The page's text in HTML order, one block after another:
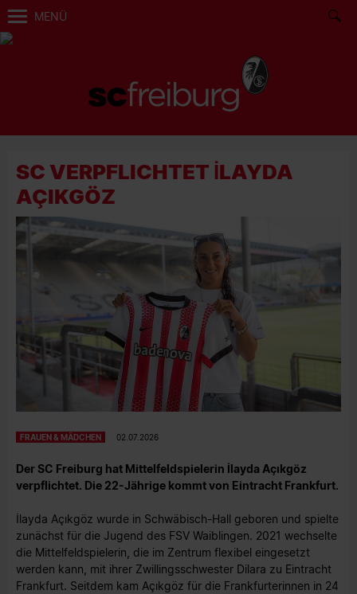
MENÜ
SC VERPFLICHTET İLAYDA
AÇIKGÖZ
FRAUEN & MÄDCHEN 02.07.2026
Der SC Freiburg hat Mittelfeldspielerin İlayda Açıkgöz
verpflichtet. Die 22-Jährige kommt von Eintracht Frankfurt.
İlayda Açıkgöz wurde in Schwäbisch-Hall geboren und spielte
zunächst für die Jugend des FSV Waiblingen. 2021 wechselte
die Mittelfeldspielerin, die im Zentrum flexibel eingesetzt
werden kann, mit ihrer Zwillingsschwester Dilara zu Eintracht
Frankfurt. Seitdem kam Açıkgöz für die Frankfurterinnen in 24